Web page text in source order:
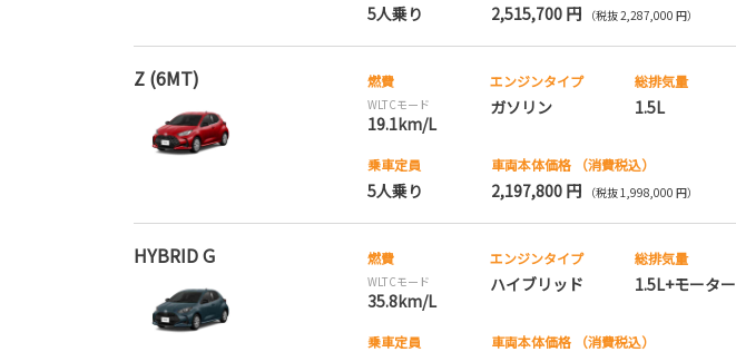
5人乗り 2,515,700 円 （税抜 2,287,000 円）
Z (6MT) 燃費
WLTCモード
19.1km/L
エンジンタイプ
ガソリン
総排気量
1.5L
乗車定員
5人乗り
車両本体価格 （消費税込）
2,197,800 円 （税抜 1,998,000 円）
HYBRID G 燃費
WLTCモード
35.8km/L
エンジンタイプ
ハイブリッド
総排気量
1.5L+モーター
乗車定員 車両本体価格 （消費税込）